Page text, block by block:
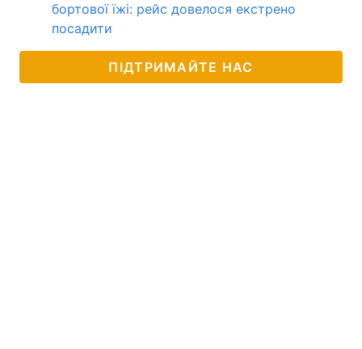
бортової їжі: рейс довелося екстрено
посадити
ПІДТРИМАЙТЕ НАС